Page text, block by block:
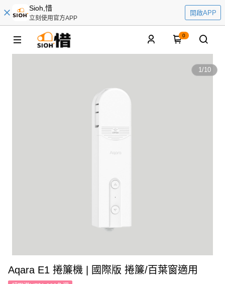
Sioh,惜
立刻使用官方APP
開啟APP
0
1/10
Aqara E1 捲簾機 | 國際版 捲簾/百葉窗適用